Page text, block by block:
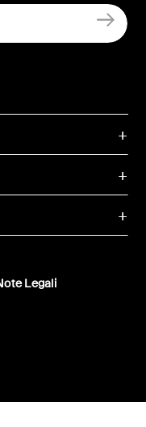
Legali
Youtube
TikTok